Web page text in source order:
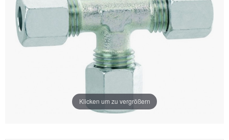
Klicken um zu vergrößern